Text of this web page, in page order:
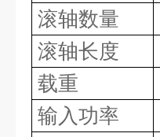
滚轴数量
滚轴长度
载重
输入功率